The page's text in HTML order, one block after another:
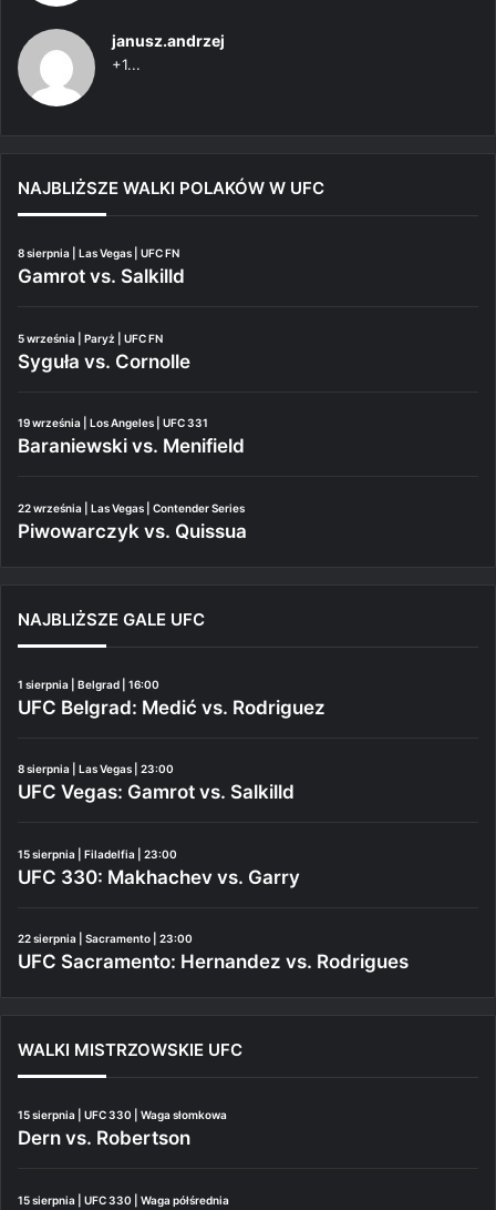
janusz.andrzej
+1...
NAJBLIŻSZE WALKI POLAKÓW W UFC
8 sierpnia | Las Vegas | UFC FN
Gamrot vs. Salkilld
5 września | Paryż | UFC FN
Syguła vs. Cornolle
19 września | Los Angeles | UFC 331
Baraniewski vs. Menifield
22 września | Las Vegas | Contender Series
Piwowarczyk vs. Quissua
NAJBLIŻSZE GALE UFC
1 sierpnia | Belgrad | 16:00
UFC Belgrad: Medić vs. Rodriguez
8 sierpnia | Las Vegas | 23:00
UFC Vegas: Gamrot vs. Salkilld
15 sierpnia | Filadelfia | 23:00
UFC 330: Makhachev vs. Garry
22 sierpnia | Sacramento | 23:00
UFC Sacramento: Hernandez vs. Rodrigues
WALKI MISTRZOWSKIE UFC
15 sierpnia | UFC 330 | Waga słomkowa
Dern vs. Robertson
15 sierpnia | UFC 330 | Waga półśrednia